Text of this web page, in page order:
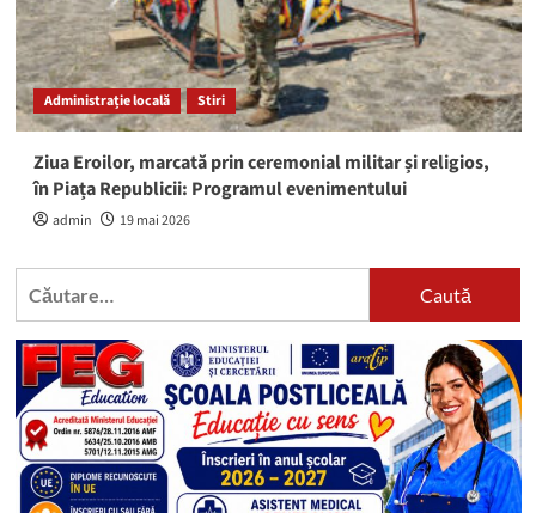
Administrație locală Stiri
Ziua Eroilor, marcată prin ceremonial militar și religios,
în Piața Republicii: Programul evenimentului
admin 19 mai 2026
Caută